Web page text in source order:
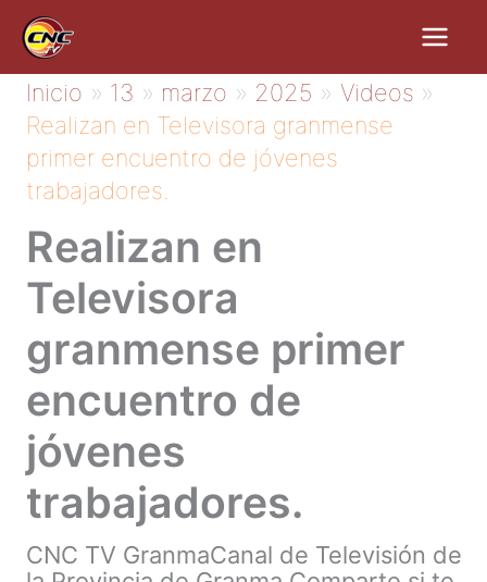
contenido
Inicio 13 marzo 2025
Videos
Realizan en Televisora granmense
primer encuentro de jóvenes
trabajadores.
Realizan en
Televisora
granmense primer
encuentro de
jóvenes
trabajadores.
CNC TV GranmaCanal de Televisión de